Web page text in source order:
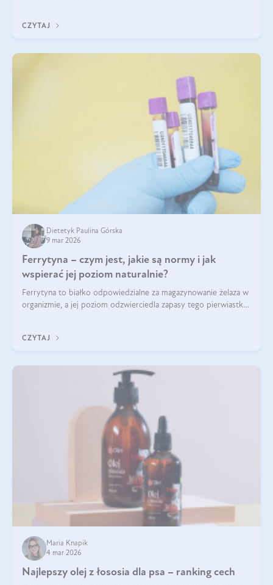
CZYTAJ
Dietetyk Paulina Górska
9 mar 2026
Ferrytyna – czym jest, jakie są normy i jak
wspierać jej poziom naturalnie?
Ferrytyna to białko odpowiedzialne za magazynowanie żelaza w
organizmie, a jej poziom odzwierciedla zapasy tego pierwiastka.
funkcjonowanie (
CZYTAJ
Maria Knapik
4 mar 2026
Najlepszy olej z łososia dla psa – ranking cech